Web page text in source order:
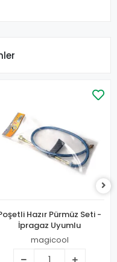
Hazır Pürmüz Seti -
İpragaz Uyumlu
magicool